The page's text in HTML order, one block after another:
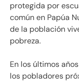
protegida por
común en Papúa
de la población
pobreza.
En los últimos
los pobladores